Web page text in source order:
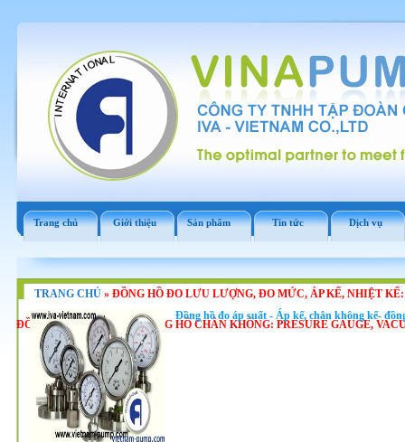
Trang chủ Giới thiệu Sản phẩm Tin tức Dịch vụ
TRANG CHỦ» ĐỒNG HỒ ĐO LƯU LƯỢNG, ĐO MỨC, ÁP KẾ, NHIỆT
ĐỒNG HỒ ĐO ÁP SUÂT, ĐỒNG HỒ CHÂN KHÔNG: PRESURE GAUGE,
Đồng hồ đo áp suất - Áp kế, chân không kế-